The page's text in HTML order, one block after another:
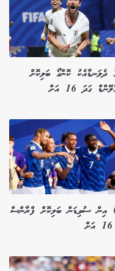
ދެލަނޑާއެކު ކޮންގޯ ބަލިކޮށް
ގަދަ 16 އަށް
0-3 އިން ސުވިޑަން ބަލިކޮށް ފްރާންސް